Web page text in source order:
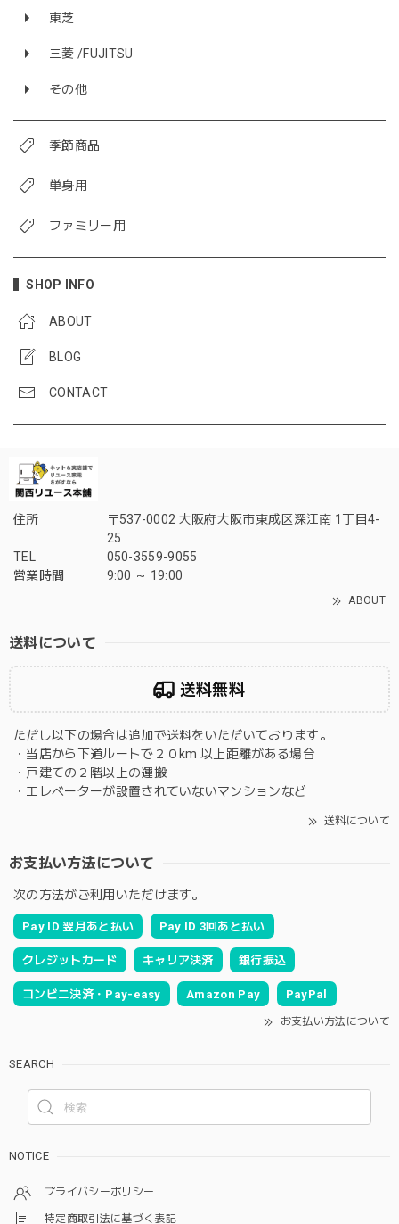
東芝
三菱 /FUJITSU
その他
季節商品
単身用
ファミリー用
SHOP INFO
ABOUT
BLOG
CONTACT
住所
〒537-0002 大阪府大阪市東成区深江南 1丁目4-
25
TEL
050-3559-9055
営業時間
9:00 ～ 19:00
ABOUT
送料について
送料無料
ただし以下の場合は追加で送料をいただいております。
・当店から下道ルートで２０km 以上距離がある場合
・戸建ての２階以上の運搬
・エレベーターが設置されていないマンションなど
送料について
お支払い方法について
次の方法がご利用いただけます。
Pay ID 翌月あと払い Pay ID 3回あと払い
クレジットカード キャリア決済 銀行振込
コンビニ決済・Pay-easy Amazon Pay PayPal
お支払い方法について
SEARCH
NOTICE
プライバシーポリシー
特定商取引法に基づく表記